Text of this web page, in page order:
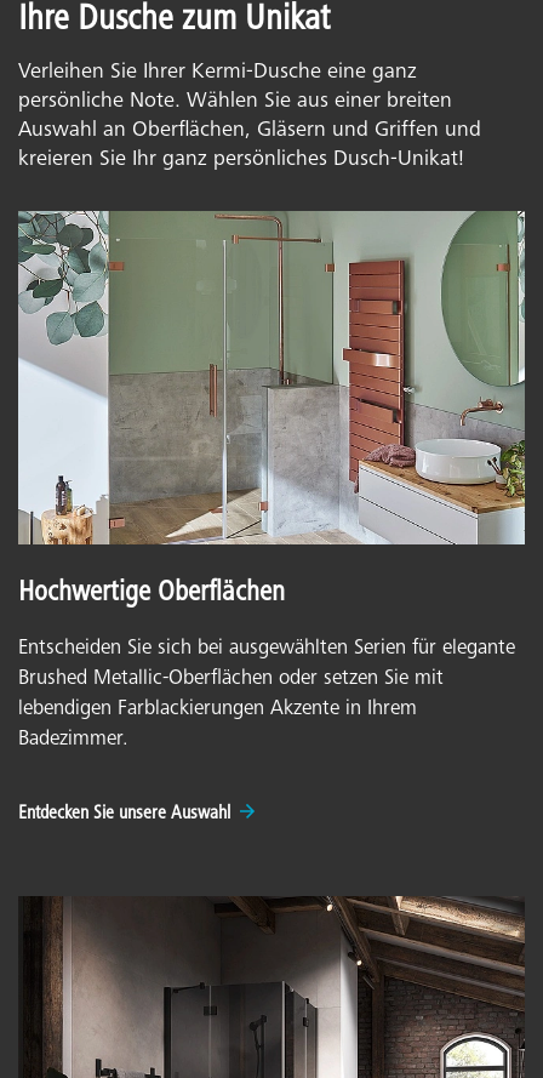
Ihre Dusche zum Unikat
Verleihen Sie Ihrer Kermi-Dusche eine ganz
persönliche Note. Wählen Sie aus einer breiten
Auswahl an Oberflächen, Gläsern und Griffen und
kreieren Sie Ihr ganz persönliches Dusch-Unikat!
Hochwertige Oberflächen
Entscheiden Sie sich bei ausgewählten Serien für elegante
Brushed Metallic-Oberflächen oder setzen Sie mit
lebendigen Farblackierungen Akzente in Ihrem
Badezimmer.
Entdecken Sie unsere Auswahl